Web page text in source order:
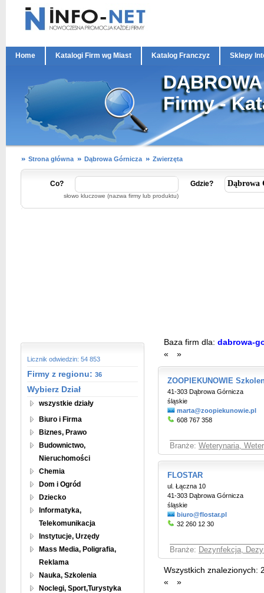
Home Katalogi Firm wg Miast Katalog Franczyz Sklepy
Firmy -
Strona główna Dąbrowa Górnicza Zwierzęta
Co?
słowo kluczowe (nazwa firmy lub produktu)
Gdzie?
Licznik odwiedzin: 54 853
Firmy z regionu: 36
Wybierz Dział
wszystkie działy
Biuro i Firma
Biznes, Prawo
Budownictwo,
Nieruchomości
Chemia
Dom i Ogród
Dziecko
Informatyka,
Telekomunikacja
Instytucje, Urzędy
Mass Media, Poligrafia,
Reklama
Nauka, Szkolenia
Noclegi, Sport,Turystyka
Baza firm dla: dabrowa-
«
»
ZOOPIEKUNOWIE
41-303 Dąbrowa Górnicza
śląskie
marta@zoopiekunowie.pl
608 767 358
Branże: Weterynaria,
FLOSTAR
ul. Łączna 10
41-303 Dąbrowa Górnicza
śląskie
biuro@flostar.pl
32 260 12 30
Branże: Dezynfekcja,
Wszystkich znalezionych:
«
»